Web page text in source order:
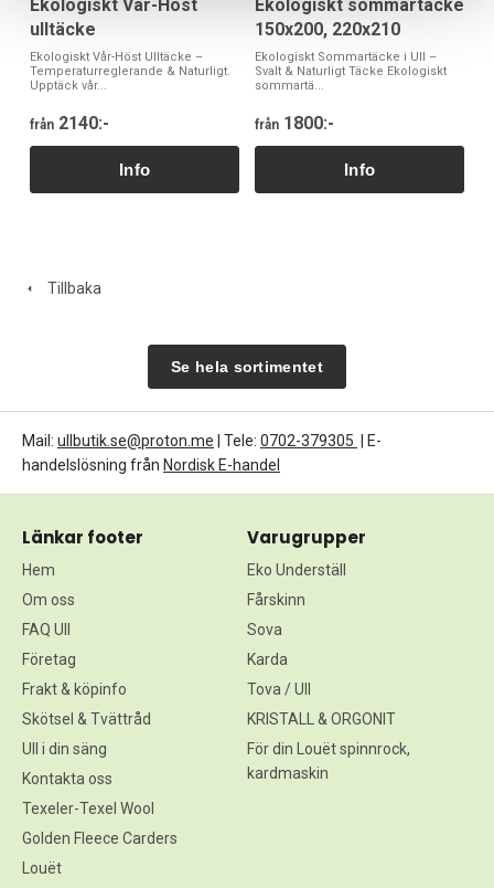
Ekologiskt Vår-Höst
ulltäcke
Ekologiskt Vår-Höst Ulltäcke –
Temperaturreglerande & Naturligt.
Upptäck vår...
från 2140:-
Ekologiskt sommartäcke
150x200, 220x210
Ekologiskt Sommartäcke i Ull –
Svalt & Naturligt Täcke Ekologiskt
sommartä...
från 1800:-
Tillbaka
Se hela sortimentet
Mail: ullbutik.se@proton.me | Tele: 0702-379305
| E-
handelslösning från Nordisk E-handel
Länkar footer
Hem
Om oss
FAQ Ull
Företag
Frakt & köpinfo
Skötsel & Tvättråd
Ull i din säng
Kontakta oss
Texeler-Texel Wool
Golden Fleece Carders
Louët
Varugrupper
Eko Underställ
Fårskinn
Sova
Karda
Tova / Ull
KRISTALL & ORGONIT
För din Louët spinnrock,
kardmaskin